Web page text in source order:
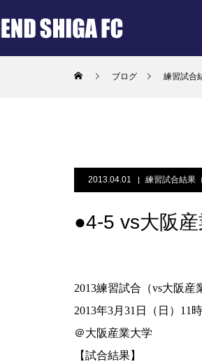
ブログ 練習試合
2013.04.01 練習試合結果
●4-5 vs大阪
2013練習試合（vs大阪産
2013年3月31日（日）11
＠大阪産業大学
【試合結果】